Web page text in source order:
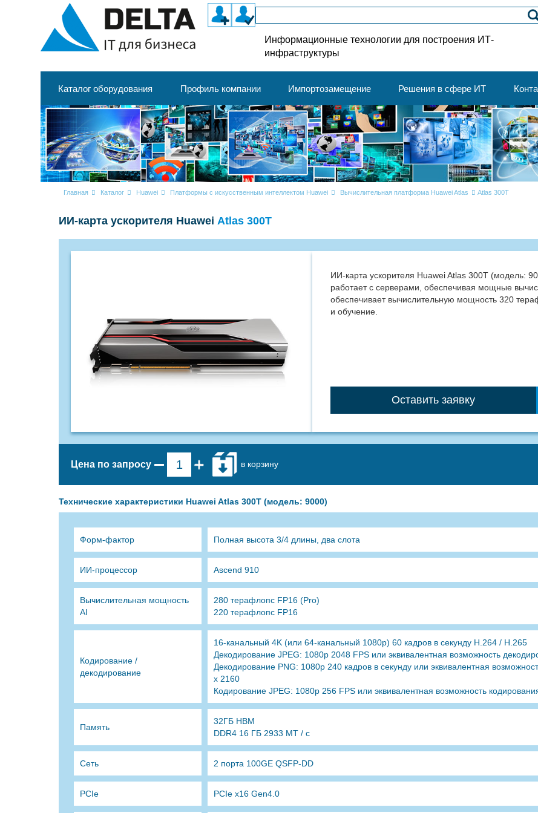
Информационные технологии для построения ИТ-
инфраструктуры
Каталог оборудования Профиль компании Импортозамещение Решения в сфере ИТ
Главная Каталог Huawei Платформы с искусственным интеллектом Huawei Вычислительная платформа Huawei Atlas Atlas 300T
ИИ-карта ускорителя HuaweiAtlas 300T
ИИ-карта ускорителя Huawei Atlas 300T (модель:
работает с серверами, обеспечивая мощные
обеспечивает вычислительную мощность 320
и обучение.
Оставить заявку
Цена по запросу в корзину
Технические характеристики Huawei Atlas 300T (модель: 9000)
Форм-фактор Полная высота 3/4 длины, два слота
ИИ-процессор Ascend 910
Вычислительная мощность
AI
280 терафлопс FP16 (Pro)
220 терафлопс FP16
Кодирование /
декодирование
16-канальный 4K (или 64-канальный 1080p) 60 кадров в секунду H.264 / H.265
Декодирование JPEG: 1080p 2048 FPS или эквивалентная возможность
Декодирование PNG: 1080p 240 кадров в секунду или эквивалентная
x 2160
Кодирование JPEG: 1080p 256 FPS или эквивалентная возможность
Память
32ГБ HBM
DDR4 16 ГБ 2933 МТ / с
Сеть 2 порта 100GE QSFP-DD
PCIe PCIe x16 Gen4.0